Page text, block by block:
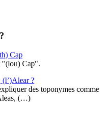
Cap
"(lou) Cap".
(l’)Alear ?
des toponymes comme
(…)